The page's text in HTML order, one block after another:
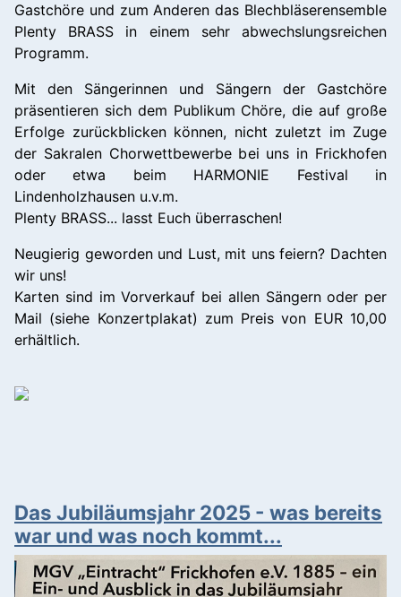
Gastchöre und zum Anderen das Blechbläserensemble
Plenty BRASS in einem sehr abwechslungsreichen
Programm.
Mit den Sängerinnen und Sängern der Gastchöre
präsentieren sich dem Publikum Chöre, die auf große
Erfolge zurückblicken können, nicht zuletzt im Zuge
der Sakralen Chorwettbewerbe bei uns in Frickhofen
oder etwa beim HARMONIE Festival in
Lindenholzhausen u.v.m.
Plenty BRASS... lasst Euch überraschen!
Neugierig geworden und Lust, mit uns feiern? Dachten
wir uns!
Karten sind im Vorverkauf bei allen Sängern oder per
Mail (siehe Konzertplakat) zum Preis von EUR 10,00
erhältlich.
Das Jubiläumsjahr 2025 - was bereits
war und was noch kommt...